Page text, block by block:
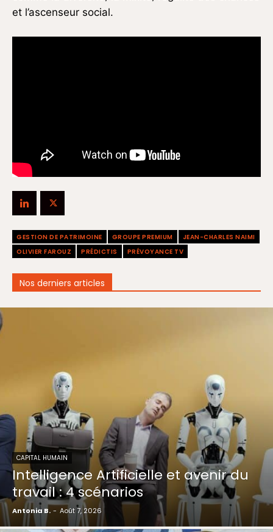
et l’ascenseur social.
GESTION DE PATRIMOINE GROUPE PREMIUM
JEAN-CHARLES NAIMI
OLIVIER FAROUZ
PRÉDICTIS PRÉVOYANCE TV
Nos derniers articles
CAPITAL HUMAIN
Intelligence Artificielle et avenir du
travail : 4 scénarios
Antonia B. - Août 7, 2026